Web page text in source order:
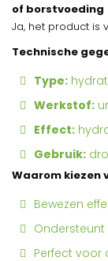
of borstvoeding
Ja, het product is
Technische
Type:
Werkstof:
Effect:
Gebruik:
Waarom kiezen
Bewezen
Perfect voor